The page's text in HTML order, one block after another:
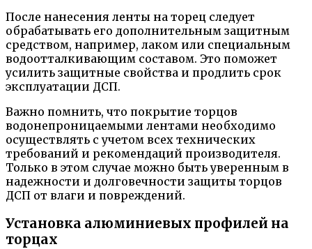
После нанесения ленты на торец следует
обрабатывать его дополнительным защитным
средством, например, лаком или специальным
водоотталкивающим составом. Это поможет
усилить защитные свойства и продлить срок
эксплуатации ДСП.
Важно помнить, что покрытие торцов
водонепроницаемыми лентами необходимо
осуществлять с учетом всех технических
требований и рекомендаций производителя.
Только в этом случае можно быть уверенным в
надежности и долговечности защиты торцов
ДСП от влаги и повреждений.
Установка алюминиевых профилей на
торцах